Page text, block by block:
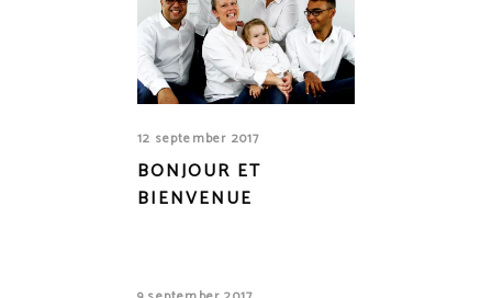
12 september 2017
BONJOUR ET
BIENVENUE